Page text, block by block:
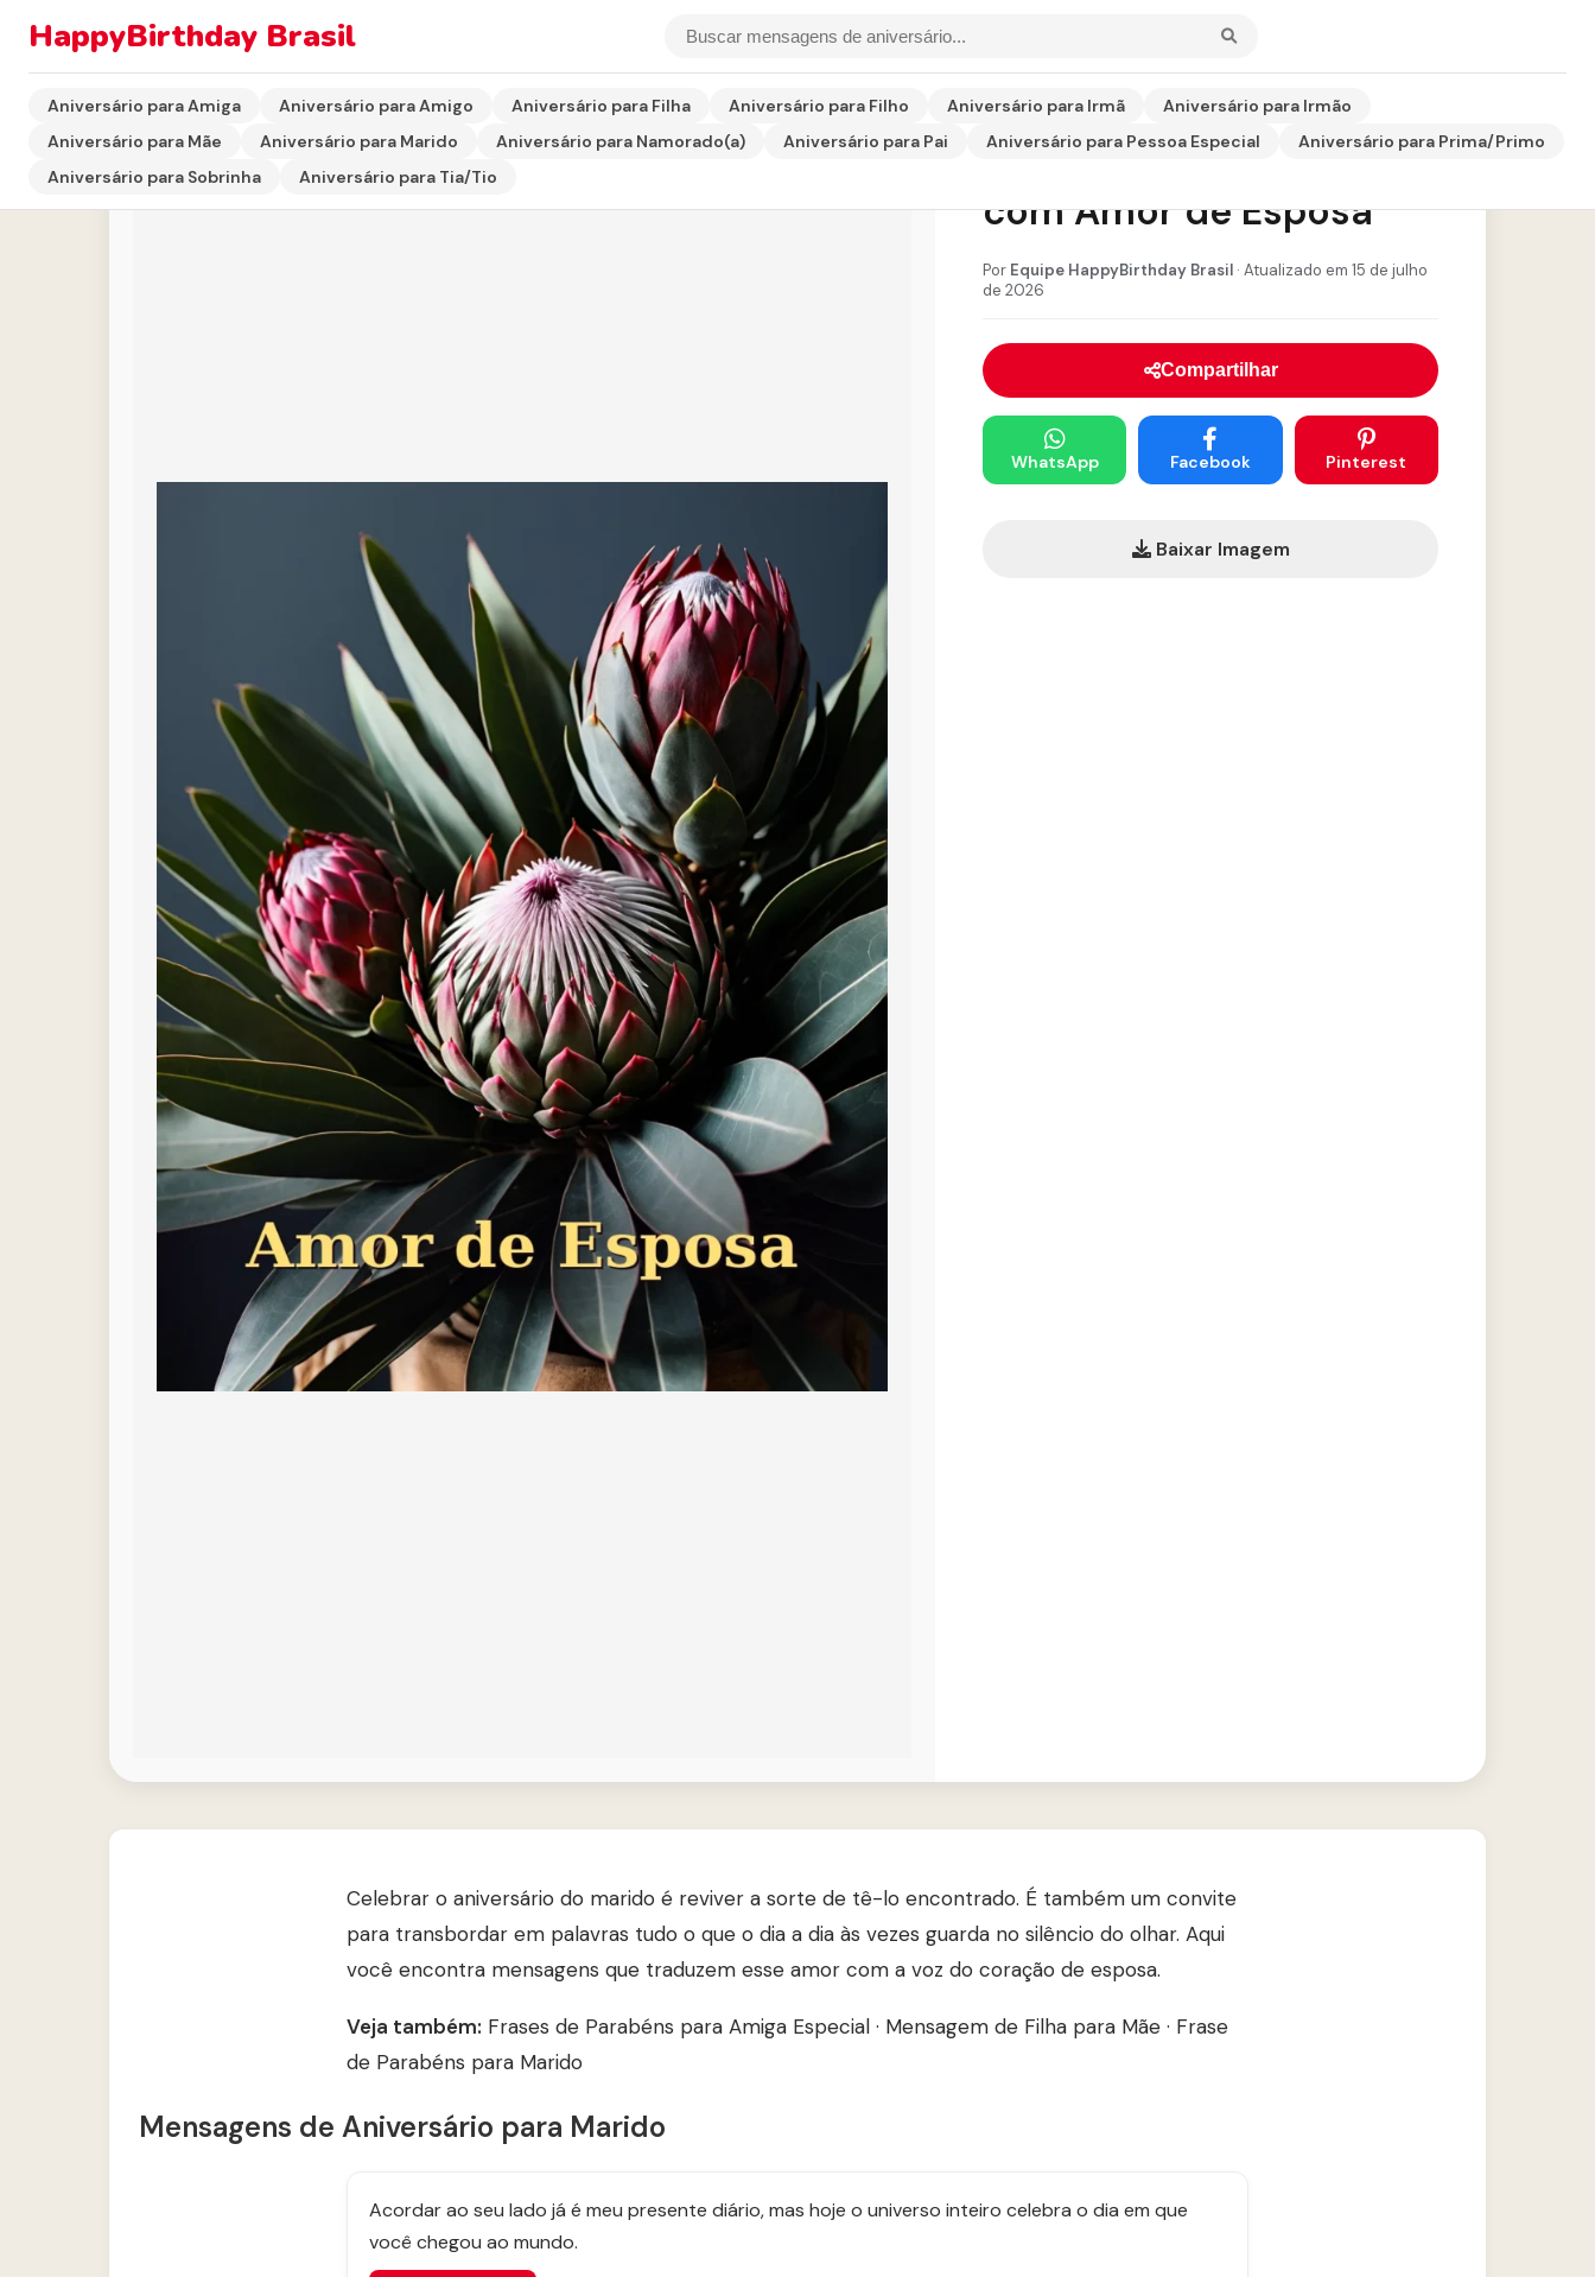
HappyBirthday Brasil
Aniversário para Amiga Aniversário para Amigo Aniversário para Filha Aniversário para Filho Aniversário para Irmã
Aniversário para Irmão
Aniversário para Mãe
Aniversário para Marido Aniversário para Namorado(a) Aniversário para Pai Aniversário para Pessoa Especial
Aniversário para Prima/Primo
Aniversário para Sobrinha
Aniversário para Tia/Tio
Aniversário do Marido
com Amor de Esposa
Por Equipe HappyBirthday Brasil · Atualizado em 15 de julho
de 2026
Compartilhar
WhatsApp Facebook Pinterest
Baixar Imagem
Celebrar o aniversário do marido é reviver a sorte de tê-lo encontrado. É também um convite
para transbordar em palavras tudo o que o dia a dia às vezes guarda no silêncio do olhar. Aqui
você encontra mensagens que traduzem esse amor com a voz do coração de esposa.
Veja também: Frases de Parabéns para Amiga Especial · Mensagem de Filha para Mãe · Frase
de Parabéns para Marido
Mensagens de Aniversário para Marido
Acordar ao seu lado já é meu presente diário, mas hoje o universo inteiro celebra o dia em que
você chegou ao mundo.